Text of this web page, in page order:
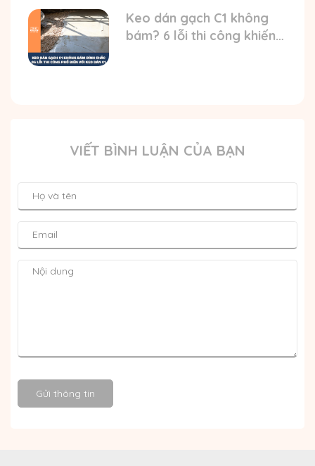
Keo dán gạch C1 không
bám? 6 lỗi thi công khiến
VIẾT BÌNH LUẬN CỦA BẠN
Gửi thông tin